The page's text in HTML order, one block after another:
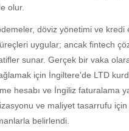
olur.
döviz yönetimi ve kredi
uygular; ancak fintech
sunar. Gerçek bir vaka
için İngiltere'de LTD
hesabı ve İngiliz faturalama
ve maliyet tasarrufu
belirlendi.
Blogv
Business
Entertainment
Fashion
Finance
Food
Health